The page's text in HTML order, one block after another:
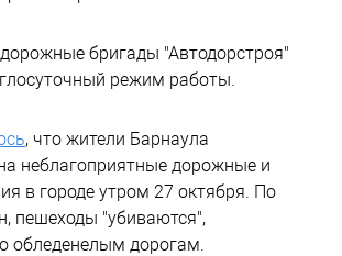
бригады "Автодорстроя"
режим работы.
, что жители Барнаула
неблагоприятные дорожные и
в городе утром 27 октября. По
пешеходы "убиваются",
обледенелым дорогам.